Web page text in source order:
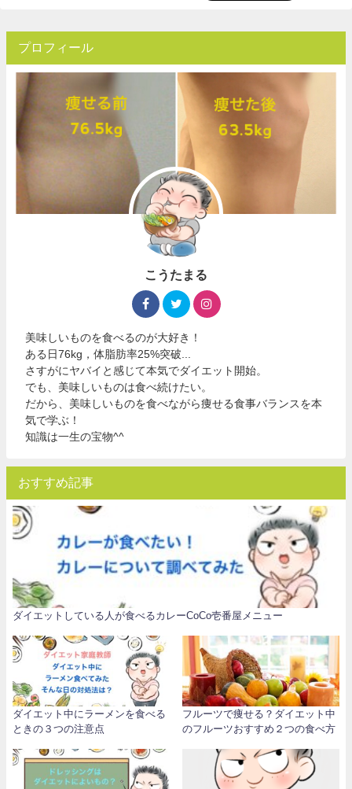
プロフィール
こうたまる
美味しいものを食べるのが大好き！
ある日76kg，体脂肪率25%突破...
さすがにヤバイと感じて本気でダイエット開始。
でも、美味しいものは食べ続けたい。
だから、美味しいものを食べながら痩せる食事バランスを本
気で学ぶ！
知識は一生の宝物^^
おすすめ記事
ダイエットしている人が食べるカレーCoCo壱番屋メニュー
ダイエット中にラーメンを食べる
ときの３つの注意点
フルーツで痩せる？ダイエット中
のフルーツおすすめ２つの食べ方